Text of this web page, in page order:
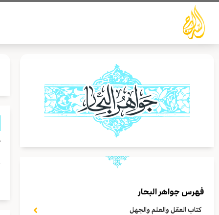
تخطي
المحتوى
فهرس جواهر البحار
كتاب العقل والعلم والجهل